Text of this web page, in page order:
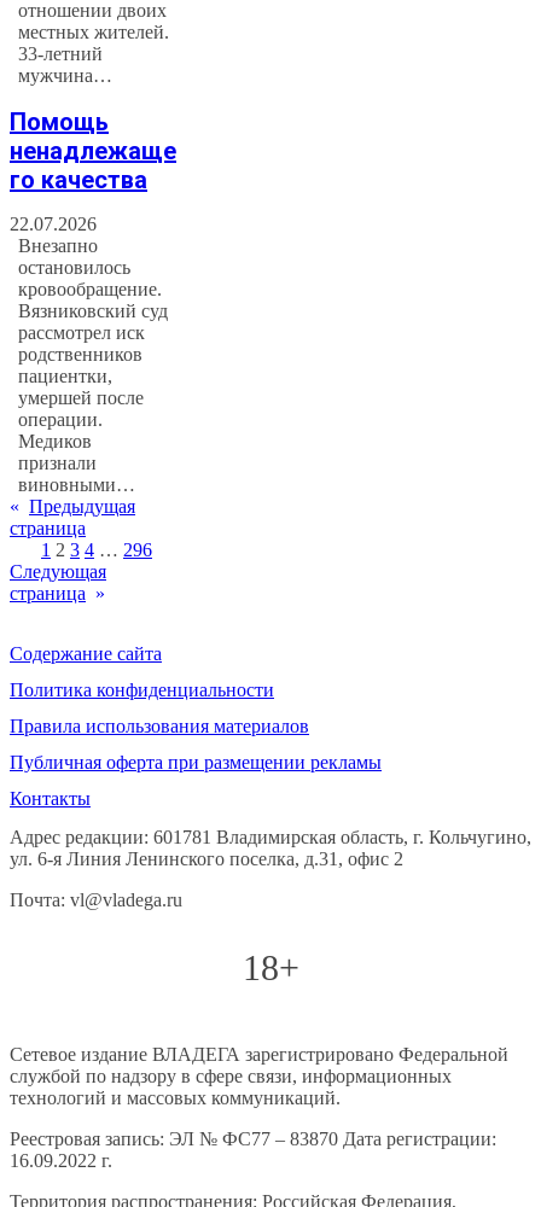
отношении двоих
местных жителей.
33-летний
мужчина…
Помощь
ненадлежаще
го качества
22.07.2026
Внезапно
остановилось
кровообращение.
Вязниковский суд
рассмотрел иск
родственников
пациентки,
умершей после
операции.
Медиков
признали
виновными…
« Предыдущая
страница
1 2 3 4 … 296
Следующая
страница »
Содержание сайта
Политика конфиденциальности
Правила использования материалов
Публичная оферта при размещении рекламы
Контакты
Адрес редакции: 601781 Владимирская область, г. Кольчугино,
ул. 6-я Линия Ленинского поселка, д.31, офис 2
Почта: vl@vladega.ru
18+
Сетевое издание ВЛАДЕГА зарегистрировано Федеральной
службой по надзору в сфере связи, информационных
технологий и массовых коммуникаций.
Реестровая запись: ЭЛ № ФС77 – 83870 Дата регистрации:
16.09.2022 г.
Территория распространения: Российская Федерация,